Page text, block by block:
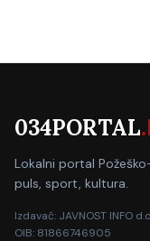
034PORTAL
Lokalni portal
puls, sport, kultura.
Izdavač: JAVNOST INFO
OIB: 81866746905